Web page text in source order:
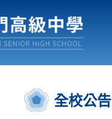
事曆
:::
全校公